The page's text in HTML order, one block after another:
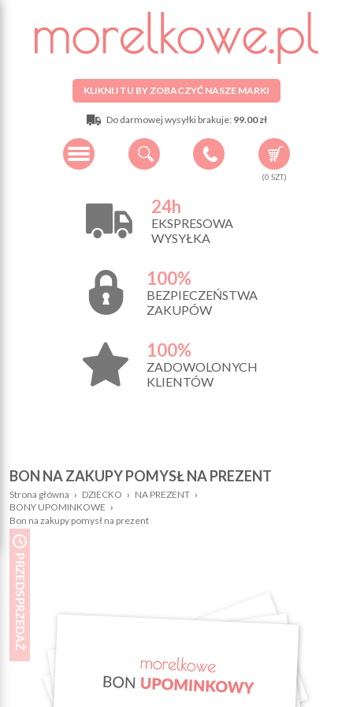
KLIKNIJ TU BY ZOBACZYĆ NASZE MARKI
Do darmowej wysyłki brakuje: 99.00 zł
(0 SZT.)
24h
EKSPRESOWA
WYSYŁKA
100%
BEZPIECZEŃSTWA
ZAKUPÓW
100%
ZADOWOLONYCH
KLIENTÓW
BON NA ZAKUPY POMYSŁ NA PREZENT
Strona główna › DZIECKO › NA PREZENT ›
BONY UPOMINKOWE ›
Bon na zakupy pomysł na prezent